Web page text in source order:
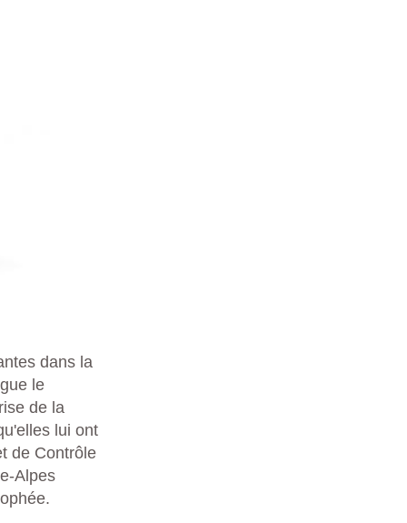
dans la
le
de la
lui ont
de Contrôle
Alpes